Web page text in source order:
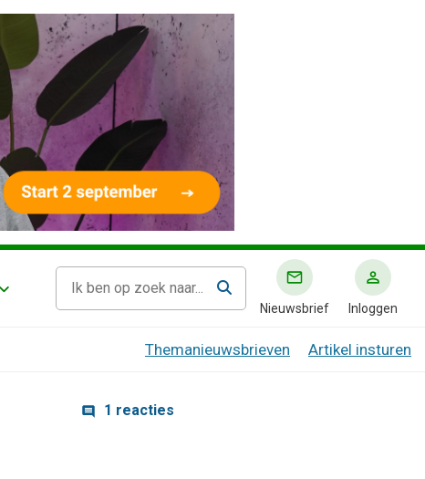
Nieuwsbrief Inloggen
Themanieuwsbrieven Artikel insturen
1 reacties